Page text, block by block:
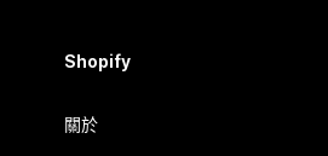
Shopify
關於